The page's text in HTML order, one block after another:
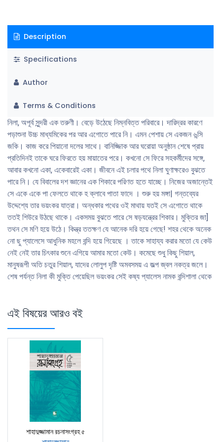
Description
Specifications
Author
Terms & Conditions
নিলা, অপূর্ব সুন্দরী এক তরুণী। বেড়ে উঠেছে নিম্নবিত্ত পরিবারে। দারিদ্রর কারণে
পড়াশুনা উচ্চ মাধ্যমিকের পর আর এগােতে পারে নি। এমন পেশায় সে একজন ৬ন্সি
জকি। কাজ করে পিয়ানাে দলের সাথে। বানিজ্জিাক আর ঘরােয়া অনুষ্ঠান শেষে প্রায়
প্রতিদিনই তাকে ঘরে ফিরতে হয় মায়াতের পরে। কখনাে সে ফিরে সহকর্মীদের সঙ্গে,
আবার কখনাে একা, একেবারেই একা। জীবনে এই চলার পথে নিলা ঘুণাক্ষরেও বুঝতে
পারে নি। যে বিবালের দশ জ্ঞানের এক শিকারে পরিণত হতে যাচ্ছে। নিজের অজান্তেই
সে একে একে পা ফেলতে থাকে হ ক্লাবে পাতা ফাদে । শুরু হয় মঙ্গা| গন্তব্যের
উদ্দেশ্যে তার ভয়ংকর যাত্রা। অন্ধকার পথের ওই মাথায় যতই সে এগােতে থাকে
ততই শিউরে উঠছে থাকে। একসময় বুঝতে পারে সে ষড়যন্ত্রের শিকার। মুক্তির জা]
তথন সে মণি হয়ে উঠে। কিন্ত্র ততক্ষণ যে আনেক দরি হয়ে গেছে! শহর থেকে অনেক
নাে ছু প্যালেসে আধুনিক মহলে বন্দি হয়ে গিয়েছে । তাকে সাহায্য করার মতো যে কেউ
নেই নেই তার চিৎকার শুনে এগিয়ে আমার মতাে কেউ। কমেছে শুধু কিছু শিয়াল,
মানুষরূপী অতি চতুর শিয়াল, যাদের লোলুপ দৃষ্টি অমবসময় এ জল্প জ্বল নকত্র জলে।
শেষ পর্যন্ত নিলা কী মুক্তি পেয়েছিল ভয়ংকর সেই কষ্য প্যালেস নামক বন্দিশালা থেকে
এই বিষয়ের আরও বই
শাহাদুজ্জামান রচনাসংগ্রহ ৫